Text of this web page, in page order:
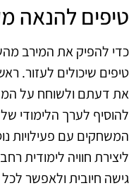
טיפים להנאה
כדי להפיק את המירב
טיפים שיכולים לעזור.
את דעתם ולשוחח על
להוסיף לערך הלימודי
המשחקים עם פעילויות
ליצירת חוויה לימודית
גישה חיובית ולאפשר